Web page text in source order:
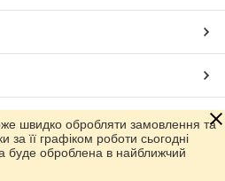
Prom.ua
швидко обробляти замовлення та
за її графіком роботи сьогодні
буде оброблена в найближчий